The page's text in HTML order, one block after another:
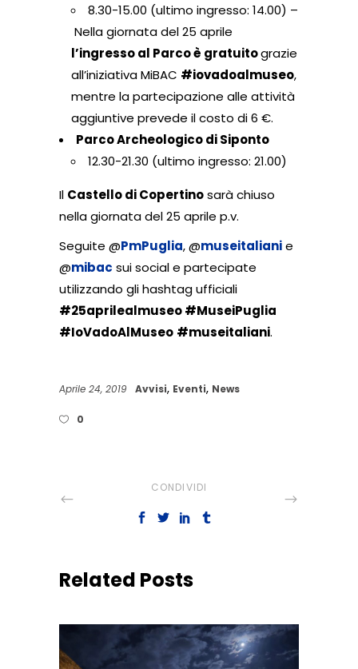
8.30-15.00 (ultimo ingresso: 14.00) –
Nella giornata del 25 aprile
l’ingresso al Parco è gratuitograzie
all’iniziativa MiBAC #iovadoalmuseo,
mentre la partecipazione alle attività
aggiuntive prevede il costo di 6 €.
Parco Archeologico di Siponto
12.30-21.30 (ultimo ingresso: 21.00)
Il Castello di Copertinosarà chiuso
nella giornata del 25 aprile p.v.
Seguite @PmPuglia, @museitalianie
@mibac sui social e partecipate
utilizzando gli hashtag ufficiali
#25aprilealmuseo #MuseiPuglia
#IoVadoAlMuseo #museitaliani.
Aprile 24, 2019 Avvisi, Eventi, News
0
CONDIVIDI
Related Posts